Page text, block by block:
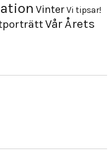
VinterVi tipsar!
VårÅrets